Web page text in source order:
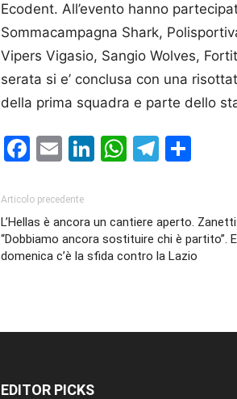
Ecodent. All’evento hanno
Sommacampagna Shark,
Vipers Vigasio, Sangio Wolves,
serata si e’ conclusa con una
della prima squadra e parte dello
Facebook
EmailLinkedIn
Articolo precedente
L’Hellas è ancora un cantiere aperto. Zanetti:
“Dobbiamo ancora sostituire chi è partito”. E
domenica c’è la sfida contro la Lazio
EDITOR PICKS